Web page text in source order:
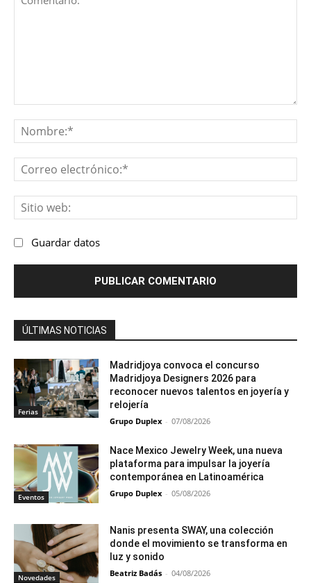
Guardar datos
ÚLTIMAS NOTICIAS
Ferias
Madridjoya convoca el concurso
Madridjoya Designers 2026 para
reconocer nuevos talentos en joyería y
relojería
Grupo Duplex - 07/08/2026
Eventos
Nace Mexico Jewelry Week, una nueva
plataforma para impulsar la joyería
contemporánea en Latinoamérica
Grupo Duplex - 05/08/2026
Novedades
Nanis presenta SWAY, una colección
donde el movimiento se transforma en
luz y sonido
Beatriz Badás - 04/08/2026